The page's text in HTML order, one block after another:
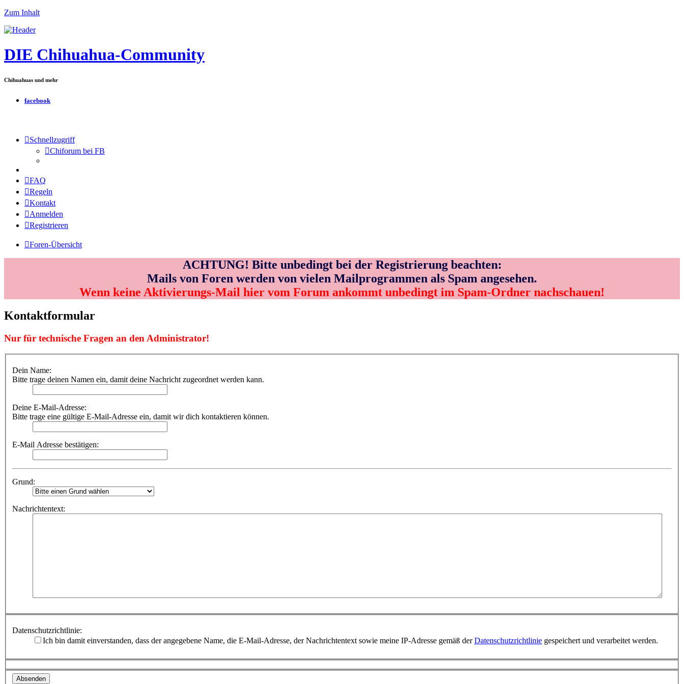
Zum Inhalt
DIE Chihuahua-Community
Chihuahuas und mehr
facebook
Schnellzugriff
Chiforum bei FB
FAQ
Regeln
Kontakt
Anmelden
Registrieren
Foren-Übersicht
ACHTUNG! Bitte unbedingt bei der Registrierung beachten:
Mails von Foren werden von vielen Mailprogrammen als Spam angesehen.
Wenn keine Aktivierungs-Mail hier vom Forum ankommt unbedingt im Spam-Ordner nachschauen!
Kontaktformular
Nur für technische Fragen an den Administrator!
Dein Name:
Bitte trage deinen Namen ein, damit deine Nachricht zugeordnet werden kann.
Deine E-Mail-Adresse:
Bitte trage eine gültige E-Mail-Adresse ein, damit wir dich kontaktieren können.
E-Mail Adresse bestätigen:
Grund:
Nachrichtentext:
Datenschutzrichtlinie:
Ich bin damit einverstanden, dass der angegebene Name, die E-Mail-Adresse, der Nachrichtentext sowie meine IP-Adresse gemäß derDatenschutzrichtlinie gespeichert und verarbeitet werden.